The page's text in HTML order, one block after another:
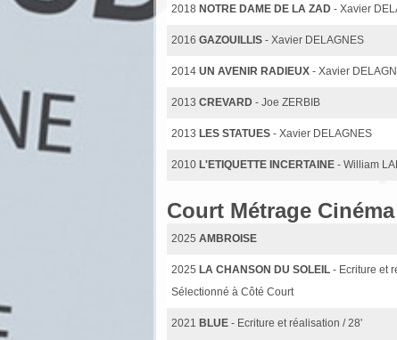
2018 NOTRE DAME DE LA ZAD - Xavier
2016 GAZOUILLIS - Xavier DELAGNES
2014 UN AVENIR RADIEUX - Xavier
2013 CREVARD - Joe ZERBIB
2013 LES STATUES - Xavier DELAGNES
2010 L'ETIQUETTE INCERTAINE - William
Court Métrage Cinéma
2025 AMBROISE
2025 LA CHANSON DU SOLEIL - Ecriture et
Sélectionné à Côté Court
2021 BLUE - Ecriture et réalisation / 28'